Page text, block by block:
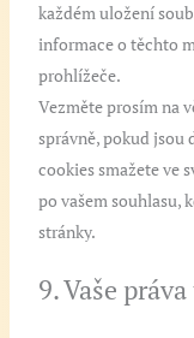
každém uložení
informace o těchto
prohlížeče.
Vezměte prosím na
správně, pokud jsou
cookies smažete ve
po vašem souhlasu,
stránky.
9. Vaše